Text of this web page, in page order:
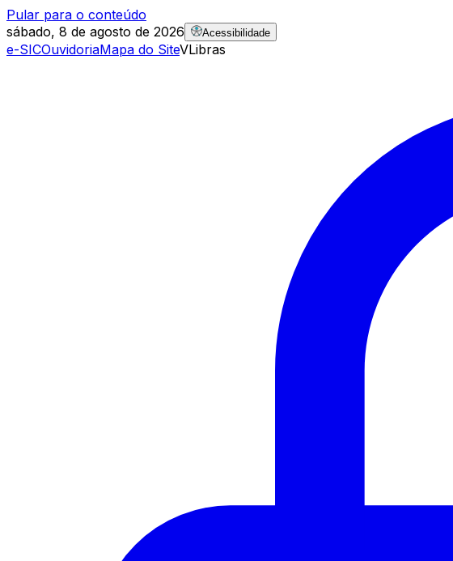
Pular para o conteúdo
sábado, 8 de agosto de 2026
Acessibilidade
e-SICOuvidoriaMapa do SiteVLibras